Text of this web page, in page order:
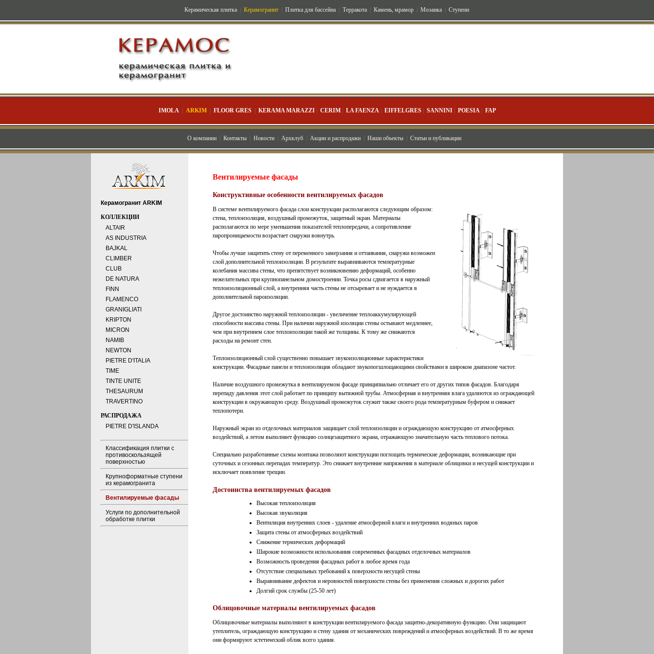
Керамическая плитка Керамогранит Плитка для бассейна Терракота Камень, мрамор Мозаика Ступени
IMOLA| ARKIM| FLOOR GRES| KERAMA MARAZZI| CERIM| LA FAENZA| EIFFELGRES| SANNINI| POESIA| FAP
О компании| Контакты| Новости| Архклуб| Акции и распродажи| Наши объекты| Статьи и публикации
Керамогранит ARKIM
КОЛЛЕКЦИИ
ALTAIR
AS INDUSTRIA
BAJKAL
CLIMBER
CLUB
DE NATURA
FINN
FLAMENCO
GRANIGLIATI
KRIPTON
MICRON
NAMIB
NEWTON
PIETRE D'ITALIA
TIME
TINTE UNITE
THESAURUM
TRAVERTINO
РАСПРОДАЖА
PIETRE D'ISLANDA
Классификация плитки с
противоскользящей
поверхностью
Крупноформатные ступени
из керамогранита
Вентилируемые фасады
Услуги по дополнительной
обработке плитки
Вентилируемые фасады
Конструктивные особенности вентилируемых фасадов
В системе вентилируемого фасада слои конструкции располагаются следующим образом:
стена, теплоизоляция, воздушный промежуток, защитный экран. Материалы
располагаются по мере уменьшения показателей теплопередачи, а сопротивление
паропроницаемости возрастает снаружи вовнутрь.
Чтобы лучше защитить стену от переменного замерзания и оттаивания, снаружи возможен
слой дополнительной теплоизоляции. В результате выравниваются температурные
колебания массива стены, что препятствует возникновению деформаций, особенно
нежелательных при крупнопанельном домостроении. Точка росы сдвигается в наружный
теплоизоляционный слой, а внутренняя часть стены не отсыревает и не нуждается в
дополнительной пароизоляции.
Другое достоинство наружной теплоизоляции - увеличение теплоаккумулирующей
способности массива стены. При наличии наружной изоляции стены остывают медленнее,
чем при внутреннем слое теплоизоляции такой же толщины. К тому же снижаются
расходы на ремонт стен.
Теплоизоляционный слой существенно повышает звукоизоляционные характеристики
конструкции. Фасадные панели и теплоизоляция обладают звукопогшлощающими свойствами в широком диапазоне частот.
Наличие воздушного промежутка в вентилируемом фасаде принципиально отличает его от других типов фасадов. Благодаря
перепаду давления этот слой работает по принципу вытяжной трубы. Атмосферная и внутренняя влага удаляются из ограждающей
конструкции в окружающую среду. Воздушный промежуток служит также своего рода температурным буфером и снижает
теплопотери.
Наружный экран из отделочных материалов защищает слой теплоизоляции и ограждающую конструкцию от атмосферных
воздействий, а летом выполняет функцию солнцезащитного экрана, отражающую значительную часть теплового потока.
Специально разработанные схемы монтажа позволяют конструкции поглощать термические деформации, возникающие при
суточных и сезонных перепадах температур. Это снижает внутренние напряжения в материале облицовки и несущей конструкции и
исключает появление трещин.
Достоинства вентилируемых фасадов
Высокая теплоизоляция
Высокая звуколяция
Вентиляция внутренних слоев - удаление атмосферной влаги и внутренних водяных паров
Защита стены от атмосферных воздействий
Снижение термических деформаций
Широкие возможности использования современных фасадных отделочных материалов
Возможность проведения фасадных работ в любое время года
Отсутствие специальных требований к поверхности несущей стены
Выравнивание дефектов и неровностей поверхности стены без применения сложных и дорогих работ
Долгий срок службы (25-50 лет)
Облицовочные материалы вентилируемых фасадов
Облицовочные материалы выполняют в конструкции вентилируемого фасада защитно-декоративную функцию. Они защищают
утеплитель, ограждающую конструкцию и стену здания от механических повреждений и атмосферных воздействий. В то же время
они формируют эстетический облик всего здания.